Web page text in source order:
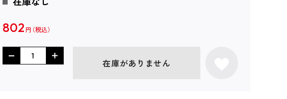
802 円
在庫がありません